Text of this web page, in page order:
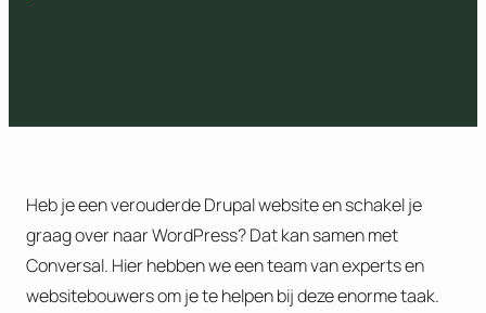
Heb je een verouderde Drupal website en schakel je
graag over naar WordPress? Dat kan samen met
Conversal. Hier hebben we een team van experts en
websitebouwers om je te helpen bij deze enorme taak.